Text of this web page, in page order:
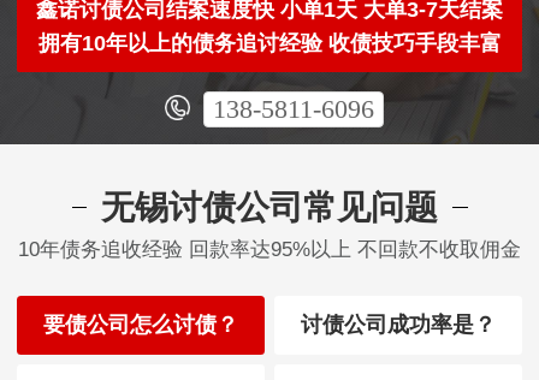
鑫诺讨债公司结案速度快 小单1天 大单3-7天结案
拥有10年以上的债务追讨经验 收债技巧手段丰富
138-5811-6096
无锡讨债公司常见问题
10年债务追收经验 回款率达95%以上 不回款不收取佣金
要债公司怎么讨债？ 讨债公司成功率是？